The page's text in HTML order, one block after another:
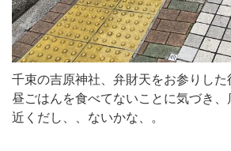
千束の吉原神社、弁財天をお参りした
昼ごはんを食べてないことに気づき
近くだし、、ないかな、。